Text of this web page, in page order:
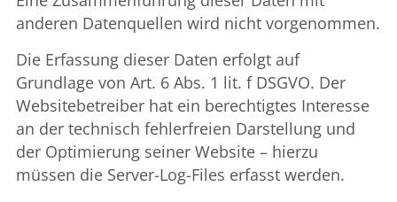
anderen Datenquellen wird nicht vorgenommen.
Die Erfassung dieser Daten erfolgt auf
Grundlage von Art. 6 Abs. 1 lit. f DSGVO. Der
Websitebetreiber hat ein berechtigtes Interesse
an der technisch fehlerfreien Darstellung und
der Optimierung seiner Website – hierzu
müssen die Server-Log-Files erfasst werden.